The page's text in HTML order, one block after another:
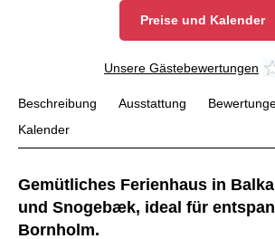
Preise und Kalender
Unsere Gästebewertungen
Beschreibung Ausstattung
Kalender
Gemütliches Ferienhaus in
und Snogebæk, ideal für
Bornholm.